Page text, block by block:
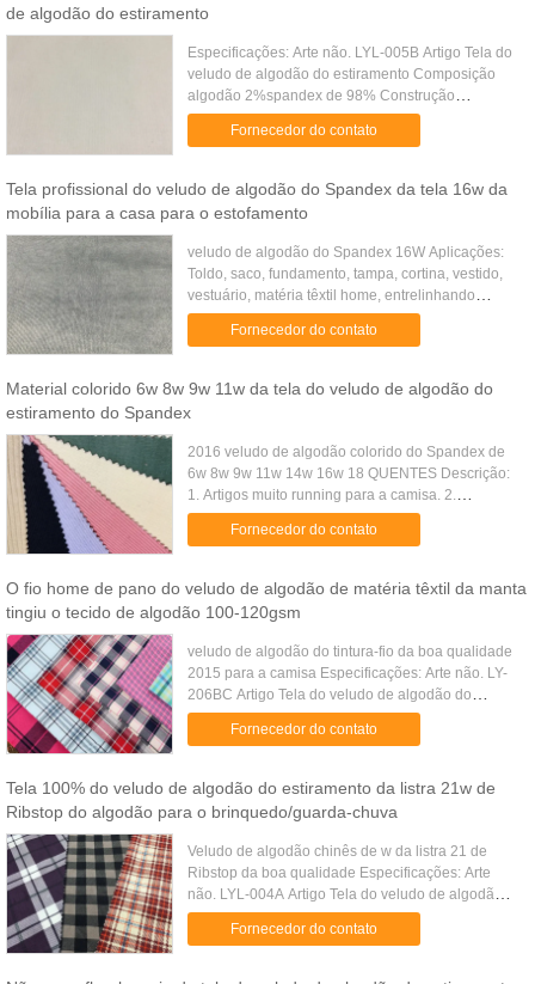
de algodão do estiramento
Especificações: Arte não. LYL-005B Artigo Tela do
veludo de algodão do estiramento Composição
algodão 2%spandex de 98% Construção
16*21+70D 44*134 Largura 57/8" Peso 290GSM
Cores Alguma cor projetos Mesmos ...
Fornecedor do contato
Tela profissional do veludo de algodão do Spandex da tela 16w da
mobília para a casa para o estofamento
veludo de algodão do Spandex 16W Aplicações:
Toldo, saco, fundamento, tampa, cortina, vestido,
vestuário, matéria têxtil home, entrelinhando
kejme'noykejme, Jean, roupa interior, forro,
bagagem, colchão, for...
Fornecedor do contato
Material colorido 6w 8w 9w 11w da tela do veludo de algodão do
estiramento do Spandex
2016 veludo de algodão colorido do Spandex de
6w 8w 9w 11w 14w 16w 18 QUENTES Descrição:
1. Artigos muito running para a camisa. 2.
Especialmente fonte para tipos. 3. Exportação
mercado aos EUA, Europa. 4. ...
Fornecedor do contato
O fio home de pano do veludo de algodão de matéria têxtil da manta
tingiu o tecido de algodão 100-120gsm
veludo de algodão do tintura-fio da boa qualidade
2015 para a camisa Especificações: Arte não. LY-
206BC Artigo Tela do veludo de algodão do
estiramento Composição algodão 100%
Construção 50*50 144*80 Largura ...
Fornecedor do contato
Tela 100% do veludo de algodão do estiramento da listra 21w de
Ribstop do algodão para o brinquedo/guarda-chuva
Veludo de algodão chinês de w da listra 21 de
Ribstop da boa qualidade Especificações: Arte
não. LYL-004A Artigo Tela do veludo de algodão
do estiramento Composição algodão 100%
Construção 60*60 90*88 Largura ...
Fornecedor do contato